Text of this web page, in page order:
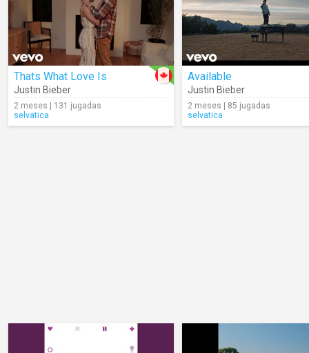
Thats What Love Is
Justin Bieber
2 meses | 131 jugadas
selvatica
Available
Justin Bieber
2 meses | 85 jugadas
selvatica